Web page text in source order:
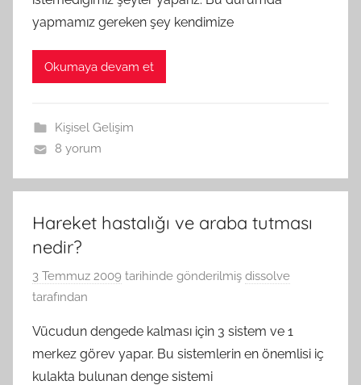
yapmamız gereken şey kendimize
Okumaya devam et
Kişisel Gelişim
8 yorum
Hareket hastalığı ve araba tutması
nedir?
3 Temmuz 2009 tarihinde gönderilmiş dissolve
tarafından
Vücudun dengede kalması için 3 sistem ve 1
merkez görev yapar. Bu sistemlerin en önemlisi iç
kulakta bulunan denge sistemi